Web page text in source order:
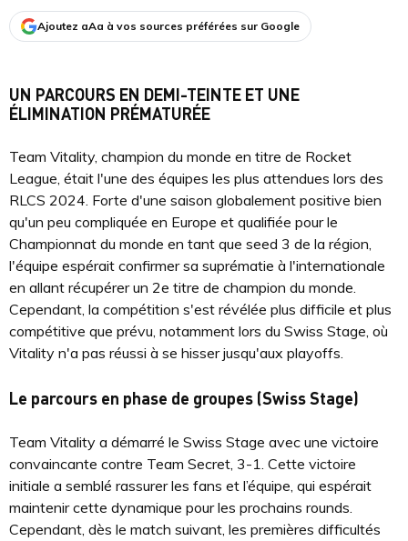
Ajoutez aAa à vos sources préférées sur Google
UN PARCOURS EN DEMI-TEINTE ET UNE
ÉLIMINATION PRÉMATURÉE
Team Vitality, champion du monde en titre de Rocket
League, était l'une des équipes les plus attendues lors des
RLCS 2024. Forte d'une saison globalement positive bien
qu'un peu compliquée en Europe et qualifiée pour le
Championnat du monde en tant que seed 3 de la région,
l'équipe espérait confirmer sa suprématie à l'internationale
en allant récupérer un 2e titre de champion du monde.
Cependant, la compétition s'est révélée plus difficile et plus
compétitive que prévu, notamment lors du Swiss Stage, où
Vitality n'a pas réussi à se hisser jusqu'aux playoffs.
Le parcours en phase de groupes (Swiss Stage)
Team Vitality a démarré le Swiss Stage avec une victoire
convaincante contre Team Secret, 3-1. Cette victoire
initiale a semblé rassurer les fans et l’équipe, qui espérait
maintenir cette dynamique pour les prochains rounds.
Cependant, dès le match suivant, les premières difficultés